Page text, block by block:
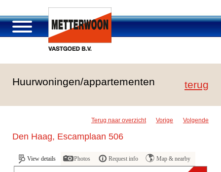
Portfolio
Huurwoningen/appartementen terug
Terug naar overzicht Vorige Volgende
Den Haag, Escamplaan 506
View details Photos Request info Map & nearby